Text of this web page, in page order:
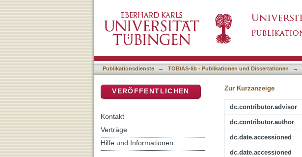
Publikationsdienste → TOBIAS-lib - Publikationen und Dissertationen →
Zur Kurzanzeige
dc.contributor.advisor
dc.contributor.author
dc.date.accessioned
dc.date.accessioned
VERÖFFENTLICHEN
Kontakt
Verträge
Hilfe und Informationen